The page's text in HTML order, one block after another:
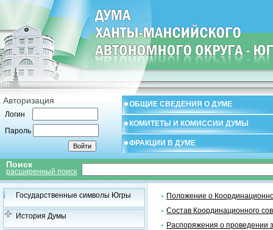
Авторизация
Логин
Пароль
ОБЩИЕ СВЕДЕНИЯ О ДУМЕ
КОМИТЕТЫ И КОМИССИИ ДУМЫ
ФРАКЦИИ В ДУМЕ
Поиск
расширенный поиск
Государственные символы Югры
История Думы
Положение о
Состав Координационного
Распоряжения о проведении